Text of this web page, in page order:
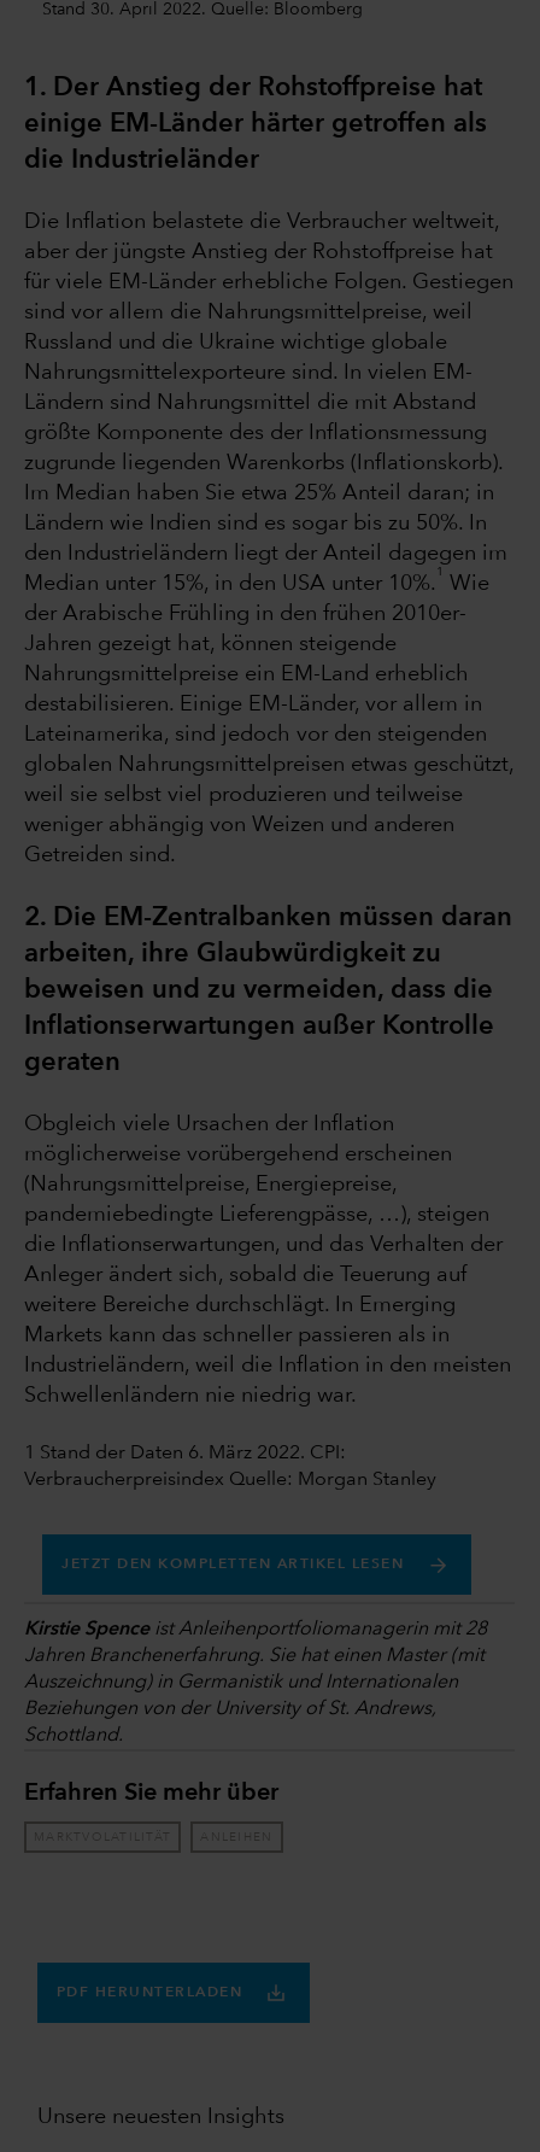
Stand 30. April 2022. Quelle: Bloomberg
1. Der Anstieg der Rohstoffpreise hat
einige EM-Länder härter getroffen als
die Industrieländer
Die Inflation belastete die Verbraucher weltweit,
aber der jüngste Anstieg der Rohstoffpreise hat
für viele EM-Länder erhebliche Folgen. Gestiegen
sind vor allem die Nahrungsmittelpreise, weil
Russland und die Ukraine wichtige globale
Nahrungsmittelexporteure sind. In vielen EM-
Ländern sind Nahrungsmittel die mit Abstand
größte Komponente des der Inflationsmessung
zugrunde liegenden Warenkorbs (Inflationskorb).
Im Median haben Sie etwa 25% Anteil daran; in
Ländern wie Indien sind es sogar bis zu 50%. In
den Industrieländern liegt der Anteil dagegen im
Median unter 15%, in den USA unter 10%.
1
Wie
der Arabische Frühling in den frühen 2010er-
Jahren gezeigt hat, können steigende
Nahrungsmittelpreise ein EM-Land erheblich
destabilisieren. Einige EM-Länder, vor allem in
Lateinamerika, sind jedoch vor den steigenden
globalen Nahrungsmittelpreisen etwas geschützt,
weil sie selbst viel produzieren und teilweise
weniger abhängig von Weizen und anderen
Getreiden sind.
2. Die EM-Zentralbanken müssen daran
arbeiten, ihre Glaubwürdigkeit zu
beweisen und zu vermeiden, dass die
Inflationserwartungen außer Kontrolle
geraten
Obgleich viele Ursachen der Inflation
möglicherweise vorübergehend erscheinen
(Nahrungsmittelpreise, Energiepreise,
pandemiebedingte Lieferengpässe, …), steigen
die Inflationserwartungen, und das Verhalten der
Anleger ändert sich, sobald die Teuerung auf
weitere Bereiche durchschlägt. In Emerging
Markets kann das schneller passieren als in
Industrieländern, weil die Inflation in den meisten
Schwellenländern nie niedrig war.
1 Stand der Daten 6. März 2022. CPI:
Verbraucherpreisindex Quelle: Morgan Stanley
JETZT DEN KOMPLETTEN ARTIKEL LESEN
Kirstie Spenceist Anleihenportfoliomanagerin mit 28
Jahren Branchenerfahrung. Sie hat einen Master (mit
Auszeichnung) in Germanistik und Internationalen
Beziehungen von der University of St. Andrews,
Schottland.
Erfahren Sie mehr über
MARKTVOLATILITÄT ANLEIHEN
PDF HERUNTERLADEN
Unsere neuesten Insights